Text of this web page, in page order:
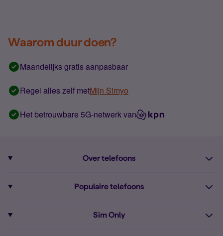
Waarom duur doen?
Maandelijks gratis aanpasbaar
Regel alles zelf metMijn Simyo
Het betrouwbare 5G-netwerk van
Over telefoons
Alle telefoons
Populaire telefoons
Sim Only